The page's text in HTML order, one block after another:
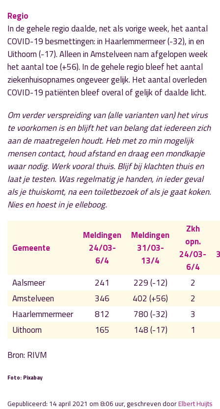
Regio
In de gehele regio daalde, net als vorige week, het aantal
COVID-19 besmettingen: in Haarlemmermeer (-32), in en
Uithoorn (-17). Alleen in Amstelveen nam afgelopen week
het aantal toe (+56). In de gehele regio bleef het aantal
ziekenhuisopnames ongeveer gelijk. Het aantal overleden
COVID-19 patiënten bleef overal of gelijk of daalde licht.
Om verder verspreiding van (alle varianten van) het virus
te voorkomen is en blijft het van belang dat iedereen zich
aan de maatregelen houdt. Heb met zo min mogelijk
mensen contact, houd afstand en draag een mondkapje
waar nodig. Werk vooral thuis. Blijf bij klachten thuis en
laat je testen. Was regelmatig je handen, in ieder geval
als je thuiskomt, na een toiletbezoek of als je gaat koken.
Nies en hoest in je elleboog.
Gemeente
Meldingen
24/03-
6/4
Meldingen
31/03-
13/4
Zkh
opn.
24/03-
6/4
Aalsmeer 241 229 (-12)
2
Amstelveen
346 402 (+56)
2
Haarlemmermeer
812 780 (-32)
3
Uithoorn
165 148 (-17) 1
Bron: RIVM
Foto: Pixabay
Gepubliceerd: 14 april 2021 om 8:06 uur, geschreven doorElbert Huijts